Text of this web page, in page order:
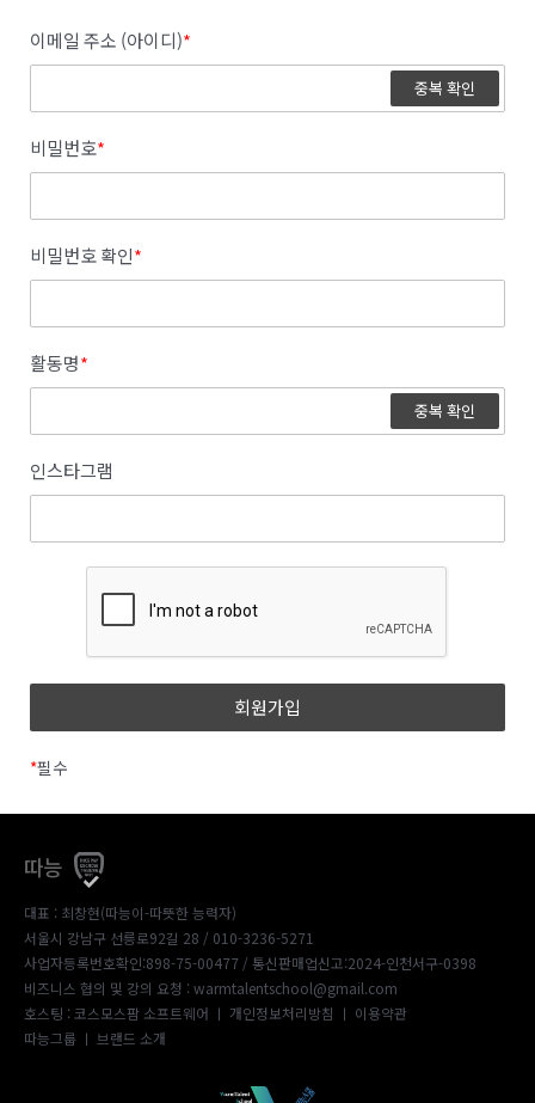
이메일 주소 (아이디)*
중복 확인
비밀번호*
비밀번호 확인*
활동명*
중복 확인
인스타그램
*필수
따능
대표 : 최창현(따능이-따뜻한 능력자)
서울시 강남구 선릉로92길 28 / 010-3236-5271
사업자등록번호확인:898-75-00477 / 통신판매업신고:2024-인천서구-0398
비즈니스 협의 및 강의 요청 : warmtalentschool@gmail.com
호스팅 : 코스모스팜 소프트웨어 ㅣ 개인정보처리방침 ㅣ 이용약관
따능그룹 ㅣ 브랜드 소개